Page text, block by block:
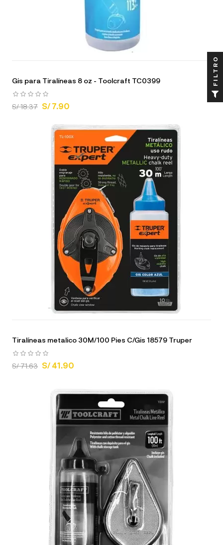
Gis para Tiralíneas 8 oz - Toolcraft TC0399
S/ 18.37 S/ 7.90
Tiralíneas metalico 30M/100 Pies C/Gis 18579 Truper
S/ 71.63 S/ 41.90
FILTRO